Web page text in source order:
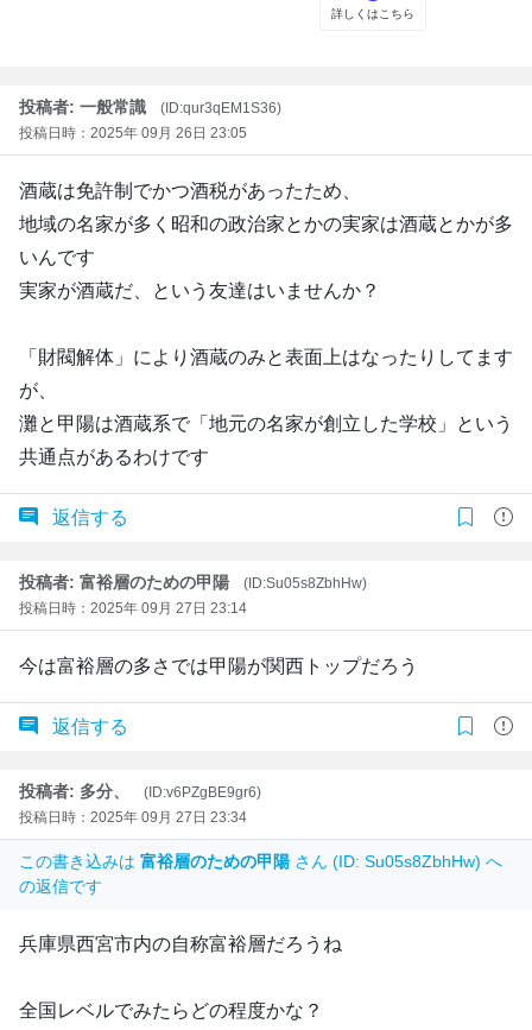
投稿者: 一般常識
(ID:qur3qEM1S36)
投稿日時：2025年 09月 26日 23:05
酒蔵は免許制でかつ酒税があったため、
地域の名家が多く昭和の政治家とかの実家は酒蔵とかが多
いんです
実家が酒蔵だ、という友達はいませんか？
「財閥解体」により酒蔵のみと表面上はなったりしてます
が、
灘と甲陽は酒蔵系で「地元の名家が創立した学校」という
共通点があるわけです
返信する
投稿者: 富裕層のための甲陽
(ID:Su05s8ZbhHw)
投稿日時：2025年 09月 27日 23:14
今は富裕層の多さでは甲陽が関西トップだろう
返信する
投稿者: 多分、
(ID:v6PZgBE9gr6)
投稿日時：2025年 09月 27日 23:34
この書き込みは 富裕層のための甲陽 さん (ID: Su05s8ZbhHw) へ
の返信です
兵庫県西宮市内の自称富裕層だろうね
全国レベルでみたらどの程度かな？